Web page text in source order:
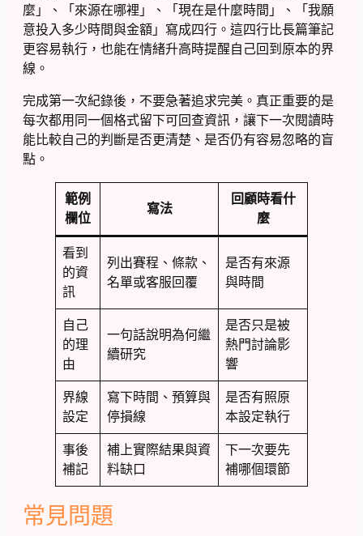
麼」、「來源在哪裡」、「現在是什麼時間」、「我願
意投入多少時間與金額」寫成四行。這四行比長篇筆記
更容易執行，也能在情緒升高時提醒自己回到原本的界
線。
完成第一次紀錄後，不要急著追求完美。真正重要的是
每次都用同一個格式留下可回查資訊，讓下一次閱讀時
能比較自己的判斷是否更清楚、是否仍有容易忽略的盲
點。
範例
欄位
寫法
回顧時看什
麼
看到
的資
訊
列出賽程、條款、
名單或客服回覆
是否有來源
與時間
自己
的理
由
一句話說明為何繼
續研究
是否只是被
熱門討論影
響
界線
設定
寫下時間、預算與
停損線
是否有照原
本設定執行
事後
補記
補上實際結果與資
料缺口
下一次要先
補哪個環節
常見問題